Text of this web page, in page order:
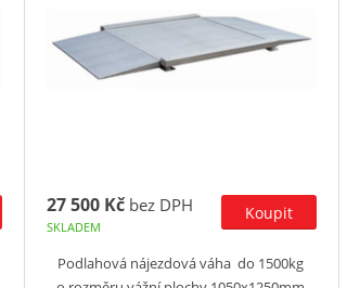
27 500 Kč bez DPH
SKLADEM
Podlahová nájezdová váha do 1500kg